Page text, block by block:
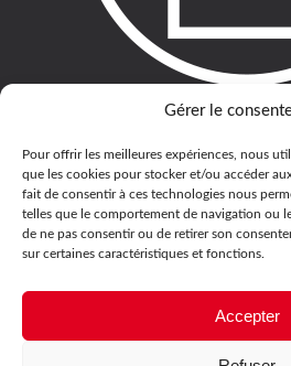
Gérer le
Pour offrir les meilleures expériences, nous
que les cookies pour stocker et/ou accéder
fait de consentir à ces technologies nous
telles que le comportement de navigation ou
de ne pas consentir ou de retirer son
sur certaines caractéristiques et fonctions.
Accepter